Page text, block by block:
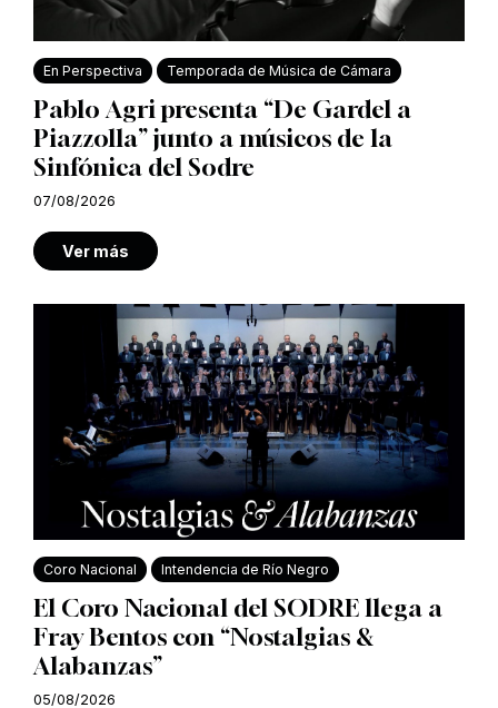
En Perspectiva Temporada de Música de Cámara
Pablo Agri presenta “De Gardel a
Piazzolla” junto a músicos de la
Sinfónica del Sodre
07/08/2026
Ver más
Coro Nacional Intendencia de Río Negro
El Coro Nacional del SODRE llega a
Fray Bentos con “Nostalgias &
Alabanzas”
05/08/2026